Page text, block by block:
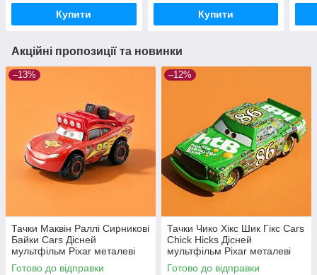
Купити Купити
Акційні пропозиції та новинки
–13%
Тачки Маквін Раллі Сирникові
Байки Cars Дісней
мультфільм Pixar металеві
машинки
Готово до відправки
–12%
Тачки Чико Хікс Шик Гікс Cars
Chick Hicks Дісней
мультфільм Pixar металеві
машинки
Готово до відправки